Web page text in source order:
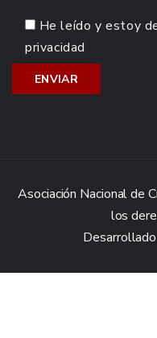
He leído y estoy
privacidad
Asociación Nacional de
los